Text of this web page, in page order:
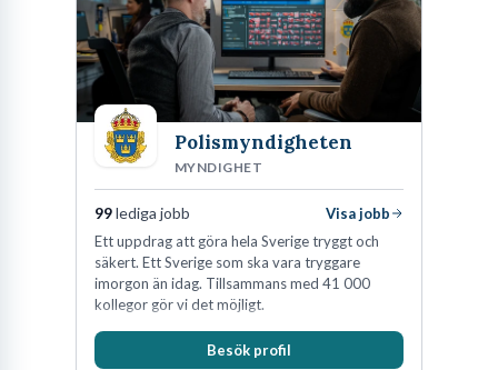
Polismyndigheten
MYNDIGHET
99lediga jobb
Visa jobb
Ett uppdrag att göra hela Sverige tryggt och
säkert. Ett Sverige som ska vara tryggare
imorgon än idag. Tillsammans med 41 000
kollegor gör vi det möjligt.
Besök profil